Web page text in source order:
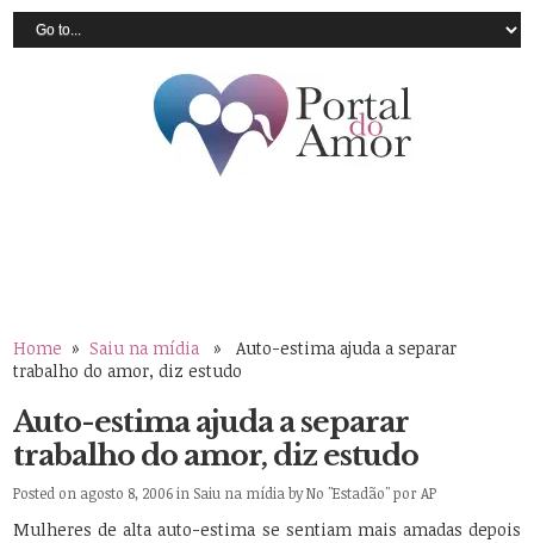
Home »Saiu na mídia » Auto-estima ajuda a separar
trabalho do amor, diz estudo
Auto-estima ajuda a separar
trabalho do amor, diz estudo
Posted on agosto 8, 2006 in Saiu na mídia byNo "Estadão" por AP
Mulheres de alta auto-estima se sentiam mais amadas depois